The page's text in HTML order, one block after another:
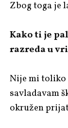
Zbog toga je
Kako ti je
razreda u
Nije mi toliko
savladavam
okružen